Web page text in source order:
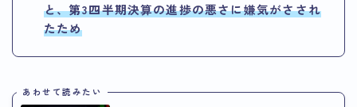
と、第3四半期決算の進捗の悪さに嫌気がさされ
たため
あわせて読みたい